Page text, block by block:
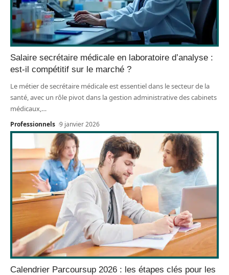
Salaire secrétaire médicale en laboratoire d’analyse :
est-il compétitif sur le marché ?
Le métier de secrétaire médicale est essentiel dans le secteur de la
santé, avec un rôle pivot dans la gestion administrative des cabinets
médicaux,…
Professionnels 9 janvier 2026
Calendrier Parcoursup 2026 : les étapes clés pour les